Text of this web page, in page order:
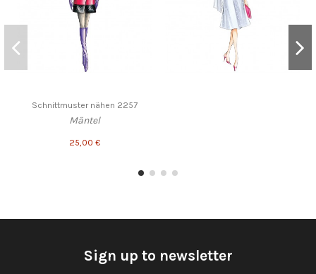
Schnittmuster nähen 2257
Mäntel
25,00 €
Sign up to newsletter